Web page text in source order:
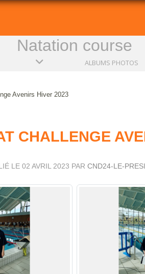
Natation course
ALBUMS PHOTOS
Avenirs Hiver 2023
CHALLENGE
LE 02 AVRIL 2023 PAR CND24-LE-